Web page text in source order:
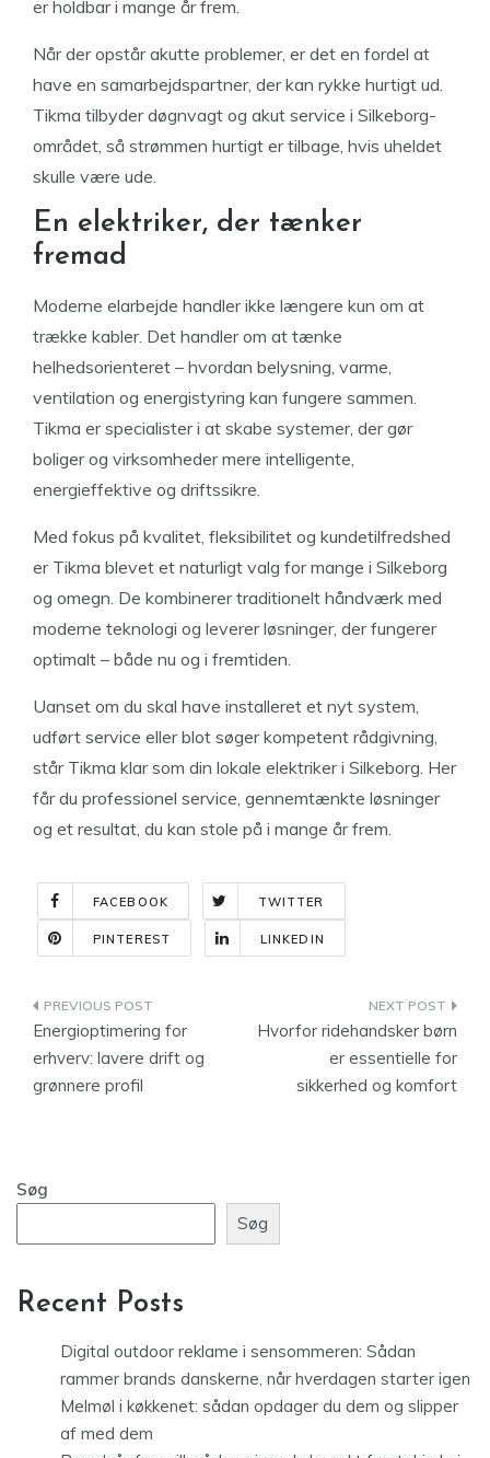
er holdbar i mange år frem.
Når der opstår akutte problemer, er det en fordel at
have en samarbejdspartner, der kan rykke hurtigt ud.
Tikma tilbyder døgnvagt og akut service i Silkeborg-
området, så strømmen hurtigt er tilbage, hvis uheldet
skulle være ude.
En elektriker, der tænker
fremad
Moderne elarbejde handler ikke længere kun om at
trække kabler. Det handler om at tænke
helhedsorienteret – hvordan belysning, varme,
ventilation og energistyring kan fungere sammen.
Tikma er specialister i at skabe systemer, der gør
boliger og virksomheder mere intelligente,
energieffektive og driftssikre.
Med fokus på kvalitet, fleksibilitet og kundetilfredshed
er Tikma blevet et naturligt valg for mange i Silkeborg
og omegn. De kombinerer traditionelt håndværk med
moderne teknologi og leverer løsninger, der fungerer
optimalt – både nu og i fremtiden.
Uanset om du skal have installeret et nyt system,
udført service eller blot søger kompetent rådgivning,
står Tikma klar som din lokale elektriker i Silkeborg. Her
får du professionel service, gennemtænkte løsninger
og et resultat, du kan stole på i mange år frem.
FACEBOOK TWITTER
PINTEREST LINKEDIN
Indlægsnavigation
Energioptimering for
erhverv: lavere drift og
grønnere profil
Hvorfor ridehandsker børn
er essentielle for
sikkerhed og komfort
Søg
Søg
Recent Posts
Digital outdoor reklame i sensommeren: Sådan
rammer brands danskerne, når hverdagen starter igen
Melmøl i køkkenet: sådan opdager du dem og slipper
af med dem